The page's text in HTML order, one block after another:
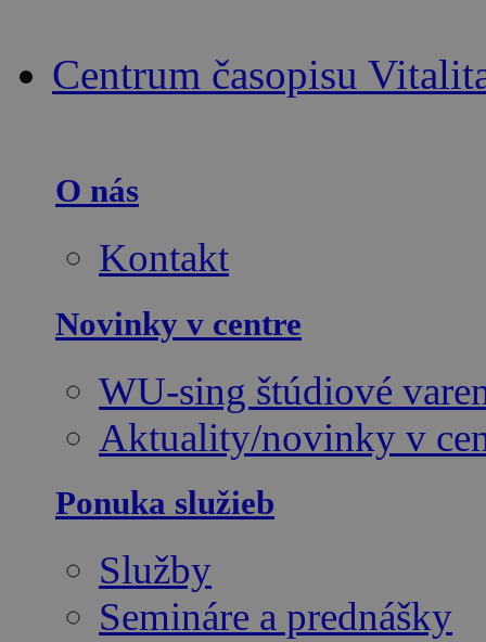
Centrum časopisu
O nás
Kontakt
Novinky v centre
WU-sing štúdiové
Aktuality/novinky v
Ponuka služieb
Služby
Semináre a prednášky